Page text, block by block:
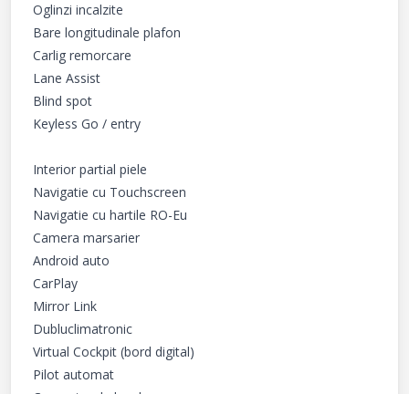
Oglinzi incalzite
Bare longitudinale plafon
Carlig remorcare
Lane Assist
Blind spot
Keyless Go / entry
Interior partial piele
Navigatie cu Touchscreen
Navigatie cu hartile RO-Eu
Camera marsarier
Android auto
CarPlay
Mirror Link
Dubluclimatronic
Virtual Cockpit (bord digital)
Pilot automat